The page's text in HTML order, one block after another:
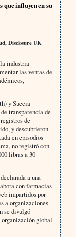
que influyen en su
Disclosure UK
industria
las ventas de
y Suecia
transparencia de
de
y descubrieron
en episodios
no registró con
libras a 30
a una
con farmacias
impartidos por
a organizaciones
se divulgó
organización global